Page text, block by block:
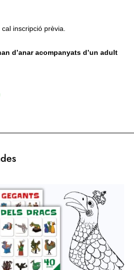
cal inscripció prèvia.
d’anar acompanyats d’un adult